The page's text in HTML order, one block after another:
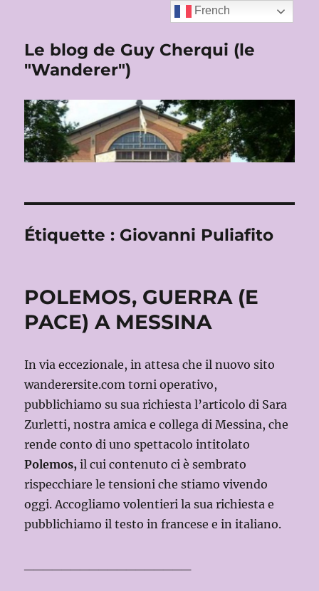
Le blog de Guy Cherqui (le
"Wanderer")
Étiquette : Giovanni Puliafito
POLEMOS, GUERRA (E
PACE) A MESSINA
In via eccezionale, in attesa che il nuovo sito
wanderersite.com torni operativo,
pubblichiamo su sua richiesta l’articolo di Sara
Zurletti, nostra amica e collega di Messina, che
rende conto di uno spettacolo intitolato
Polemos,il cui contenuto ci è sembrato
rispecchiare le tensioni che stiamo vivendo
oggi. Accogliamo volentieri la sua richiesta e
pubblichiamo il testo in francese e in italiano.
French